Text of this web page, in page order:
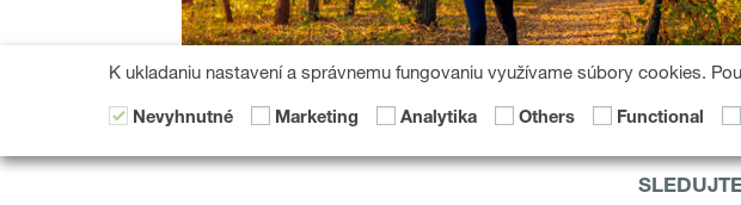
K ukladaniu nastavení a správnemu fungovaniu využívame súbory cookies.
Nevyhnutné Marketing Analytika Others Functional